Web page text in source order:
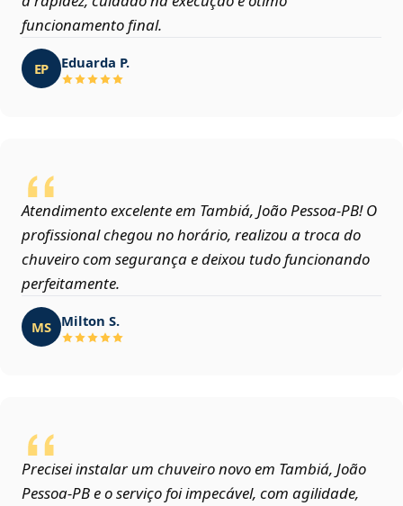
funcionamento final.
EP Eduarda P.
Atendimento excelente em Tambiá, João Pessoa‑PB! O
profissional chegou no horário, realizou a troca do
chuveiro com segurança e deixou tudo funcionando
perfeitamente.
MS Milton S.
Precisei instalar um chuveiro novo em Tambiá, João
Pessoa‑PB e o serviço foi impecável, com agilidade,